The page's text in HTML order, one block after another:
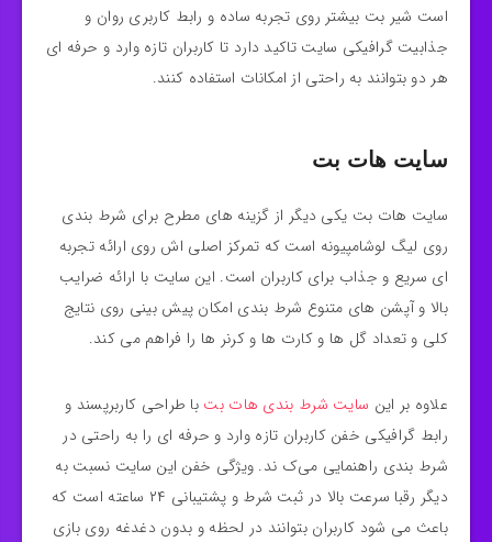
است شیر بت بیشتر روی تجربه ساده و رابط کاربری روان و
جذابیت گرافیکی سایت تاکید دارد تا کاربران تازه‌ وارد و حرفه‌ ای
هر دو بتوانند به راحتی از امکانات استفاده کنند.
سایت هات بت
سایت هات بت یکی دیگر از گزینه‌ های مطرح برای شرط‌ بندی
روی لیگ لوشامپیونه است که تمرکز اصلی‌ اش روی ارائه تجربه‌
ای سریع و جذاب برای کاربران است. این سایت با ارائه ضرایب
بالا و آپشن‌ های متنوع شرط‌ بندی امکان پیش‌ بینی روی نتایج
کلی و تعداد گل‌ ها و کارت‌ ها و کرنر ها را فراهم می‌ کند.
علاوه بر این سایت شرط بندی هات بت با طراحی کاربرپسند و
رابط گرافیکی خفن کاربران تازه‌ وارد و حرفه‌ ای را به راحتی در
شرط‌ بندی راهنمایی می‌ک ند. ویژگی خفن این سایت نسبت به
دیگر رقبا سرعت بالا در ثبت شرط و پشتیبانی ۲۴ ساعته است که
باعث می‌ شود کاربران بتوانند در لحظه و بدون دغدغه روی بازی‌